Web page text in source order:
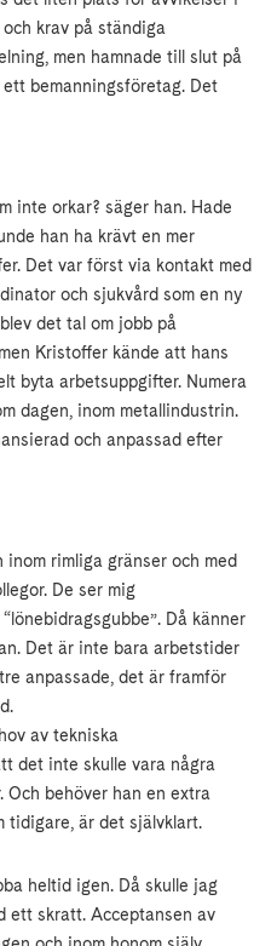
krav på ständiga
men hamnade till slut på
bemanningsföretag. Det
inte orkar? säger han. Hade
han ha krävt en mer
Det var först via kontakt med
och sjukvård som en ny
det tal om jobb på
Kristoffer kände att hans
byta arbetsuppgifter. Numera
dagen, inom metallindustrin.
och anpassad efter
rimliga gränser och med
De ser mig
Då känner
Det är inte bara arbetstider
anpassade, det är framför
av tekniska
det inte skulle vara några
Och behöver han en extra
tidigare, är det självklart.
heltid igen. Då skulle jag
ett skratt. Acceptansen av